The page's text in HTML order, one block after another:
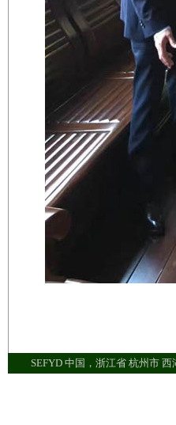
SEFYD 中国，浙江省 杭州市